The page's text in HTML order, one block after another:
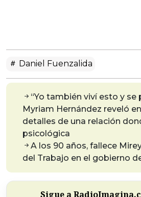
Daniel Fuenzalida
“Yo también viví esto y se
Myriam Hernández reveló en
detalles de una relación
psicológica
A los 90 años, fallece
del Trabajo en el gobierno
Sigue a